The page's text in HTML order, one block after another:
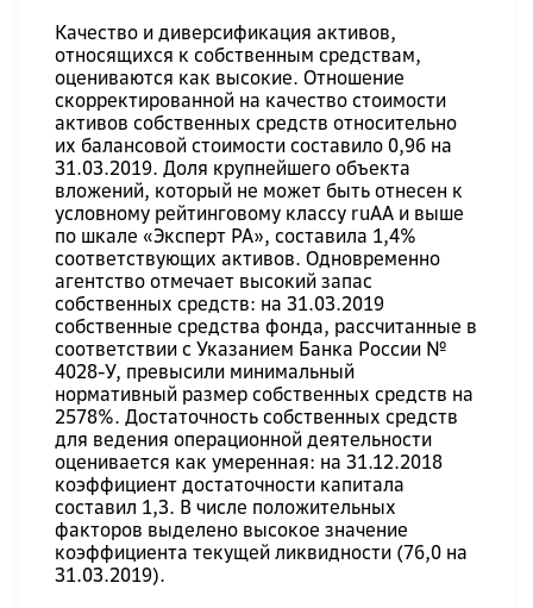
Качество и диверсификация активов,
относящихся к собственным средствам,
оцениваются как высокие. Отношение
скорректированной на качество стоимости
активов собственных средств относительно
их балансовой стоимости составило 0,96 на
31.03.2019. Доля крупнейшего объекта
вложений, который не может быть отнесен к
условному рейтинговому классу ruAA и выше
по шкале «Эксперт РА», составила 1,4%
соответствующих активов. Одновременно
агентство отмечает высокий запас
собственных средств: на 31.03.2019
собственные средства фонда, рассчитанные в
соответствии с Указанием Банка России №
4028-У, превысили минимальный
нормативный размер собственных средств на
2578%. Достаточность собственных средств
для ведения операционной деятельности
оценивается как умеренная: на 31.12.2018
коэффициент достаточности капитала
составил 1,3. В числе положительных
факторов выделено высокое значение
коэффициента текущей ликвидности (76,0 на
31.03.2019).